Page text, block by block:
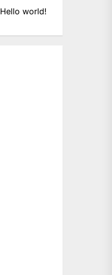
Hello world!